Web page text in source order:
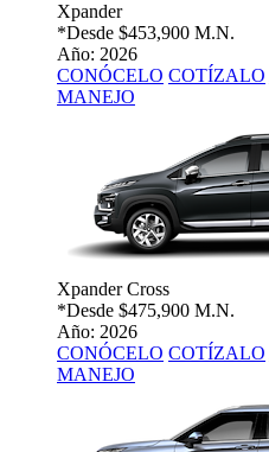
Xpander
*Desde $453,900 M.N.
Año: 2026
CONÓCELO COTÍZALO
MANEJO
Xpander Cross
*Desde $475,900 M.N.
Año: 2026
CONÓCELO COTÍZALO
MANEJO